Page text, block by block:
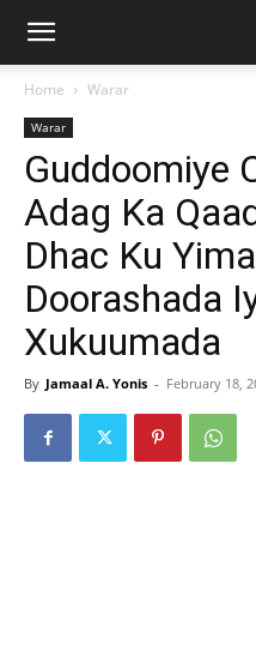
Home Warar
Warar
Guddoomiye
Adag Ka
Dhac Ku
Doorashada
Xukuumada
By Jamaal A. Yonis - February 18,